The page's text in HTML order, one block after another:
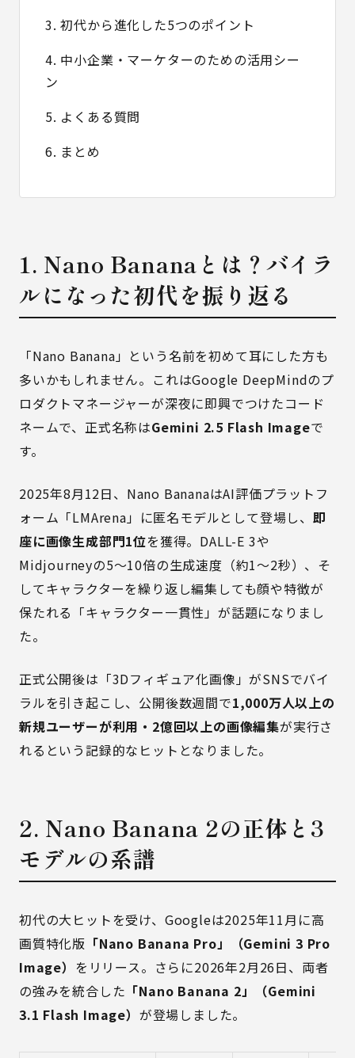
3. 初代から進化した5つのポイント
4. 中小企業・マーケターのための活用シー
ン
5. よくある質問
6. まとめ
1. Nano Bananaとは？バイラ
ルになった初代を振り返る
「Nano Banana」という名前を初めて耳にした方も
多いかもしれません。これはGoogle DeepMindのプ
ロダクトマネージャーが深夜に即興でつけたコード
ネームで、正式名称はGemini 2.5 Flash Imageで
す。
2025年8月12日、Nano BananaはAI評価プラットフ
ォーム「LMArena」に匿名モデルとして登場し、 即
座に画像生成部門1位を獲得。DALL-E 3や
Midjourneyの5〜10倍の生成速度（約1〜2秒）、そ
してキャラクターを繰り返し編集しても顔や特徴が
保たれる「キャラクター一貫性」が話題になりまし
た。
正式公開後は「3Dフィギュア化画像」がSNSでバイ
ラルを引き起こし、公開後数週間で1,000万人以上の
新規ユーザーが利用・2億回以上の画像編集が実行さ
れるという記録的なヒットとなりました。
2. Nano Banana 2の正体と3
モデルの系譜
初代の大ヒットを受け、Googleは2025年11月に高
画質特化版 「Nano Banana Pro」（Gemini 3 Pro
Image） をリリース。さらに2026年2月26日、両者
の強みを統合した 「Nano Banana 2」（Gemini
3.1 Flash Image） が登場しました。